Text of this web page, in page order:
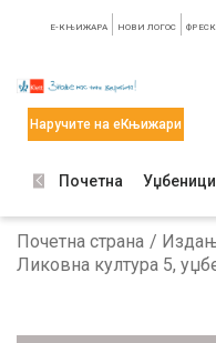
E-КЊИЖАРА НОВИ ЛОГОС
Наручите на еКњижари
Почетна Уџбеници
Почетна страна